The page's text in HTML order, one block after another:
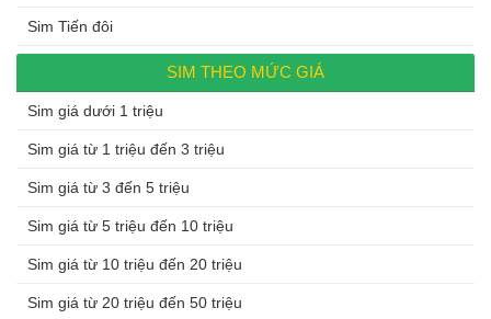
Sim Tiến đôi
SIM THEO MỨC GIÁ
Sim giá dưới 1 triệu
Sim giá từ 1 triệu đến 3 triệu
Sim giá từ 3 đến 5 triệu
Sim giá từ 5 triệu đến 10 triệu
Sim giá từ 10 triệu đến 20 triệu
Sim giá từ 20 triệu đến 50 triệu